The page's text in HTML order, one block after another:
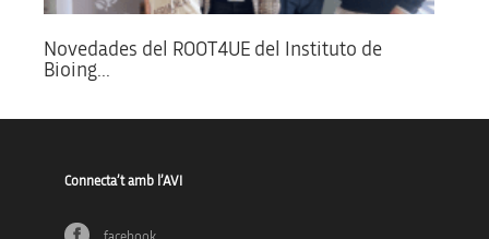
Novedades del ROOT4UE del Instituto de
Bioing...
Connecta’t amb l’AVI